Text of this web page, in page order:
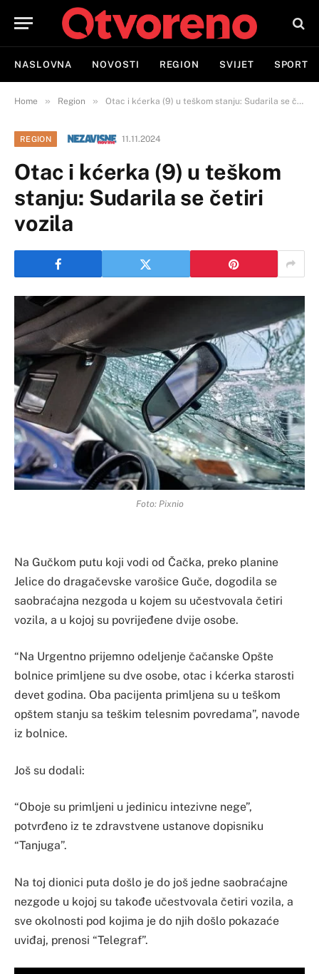
NASLOVNA NOVOSTI REGION SVIJET SPORT
Home » Region » Otac i kćerka (9) u teškom stanju: Sudarila se četiri vozila
REGION 11.11.2024
Otac i kćerka (9) u teškom
stanju: Sudarila se četiri
vozila
Foto: Pixnio
Na Gučkom putu koji vodi od Čačka, preko planine
Jelice do dragačevske varošice Guče, dogodila se
saobraćajna nezgoda u kojem su učestvovala četiri
vozila, a u kojoj su povrijeđene dvije osobe.
“Na Urgentno prijemno odeljenje čačanske Opšte
bolnice primljene su dve osobe, otac i kćerka starosti
devet godina. Oba pacijenta primljena su u teškom
opštem stanju sa teškim telesnim povredama”, navode
iz bolnice.
Još su dodali:
“Oboje su primljeni u jedinicu intezivne nege”,
potvrđeno iz te zdravstvene ustanove dopisniku
“Tanjuga”.
Na toj dionici puta došlo je do još jedne saobraćajne
nezgode u kojoj su takođe učestvovala četiri vozila, a
sve okolnosti pod kojima je do njih došlo pokazaće
uviđaj, prenosi “Telegraf”.